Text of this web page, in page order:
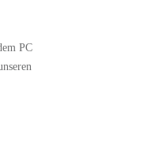
PC